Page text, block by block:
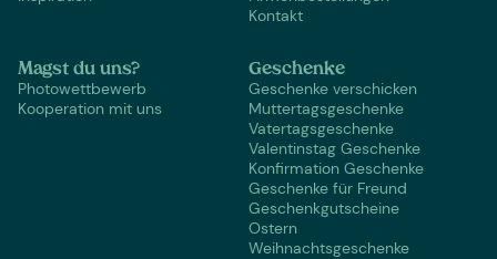
Kontakt
Magst du uns?
Photowettbewerb
Kooperation mit uns
Geschenke
Geschenke verschicken
Muttertagsgeschenke
Vatertagsgeschenke
Valentinstag Geschenke
Konfirmation Geschenke
Geschenke für Freund
Geschenkgutscheine
Ostern
Weihnachtsgeschenke